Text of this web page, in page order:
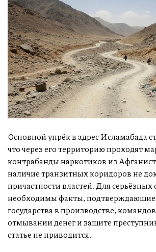
Основной упрёк в адрес Исламабада
что через его территорию проходят
контрабанды наркотиков из
наличие транзитных коридоров не
причастности властей. Для
необходимы факты, подтверждающие
государства в производстве,
отмывании денег и защите
статье не приводится.